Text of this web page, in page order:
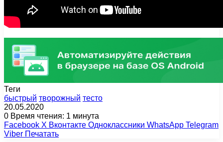
Теги
быстрый творожный тесто
20.05.2020
0 Время чтения: 1 минута
Facebook X Вконтакте Одноклассники WhatsApp Telegram
Viber Печатать